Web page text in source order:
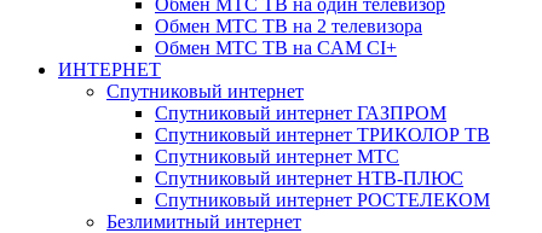
Обмен МТС ТВ на один телевизор
Обмен МТС ТВ на 2 телевизора
Обмен МТС ТВ на CAM CI+
ИНТЕРНЕТ
Спутниковый интернет
Спутниковый интернет ГАЗПРОМ
Спутниковый интернет ТРИКОЛОР ТВ
Спутниковый интернет МТС
Спутниковый интернет НТВ-ПЛЮС
Спутниковый интернет РОСТЕЛЕКОМ
Безлимитный интернет